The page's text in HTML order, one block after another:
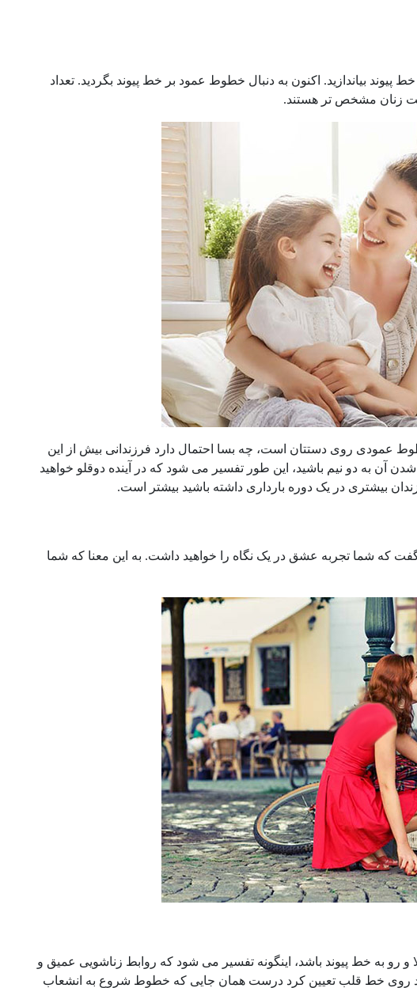
بیاندازید. اکنون به دنبال خطوط عمود بر خط پیوند بگردید. تعداد
زنان مشخص تر هستند.
عمودی روی دستتان است، چه بسا احتمال دارد فرزندانی بیش از این
آن به دو نیم باشید، این طور تفسیر می شود که در آینده دوقلو خواهید
بیشتری در یک دوره بارداری داشته باشید بیشتر است.
که شما تجربه عشق در یک نگاه را خواهید داشت. به این معنا که شما
و رو به خط پیوند باشد، اینگونه تفسیر می شود که روابط زناشویی عمیق و
روی خط قلب تعیین کرد درست همان جایی که خطوط شروع به انشعاب